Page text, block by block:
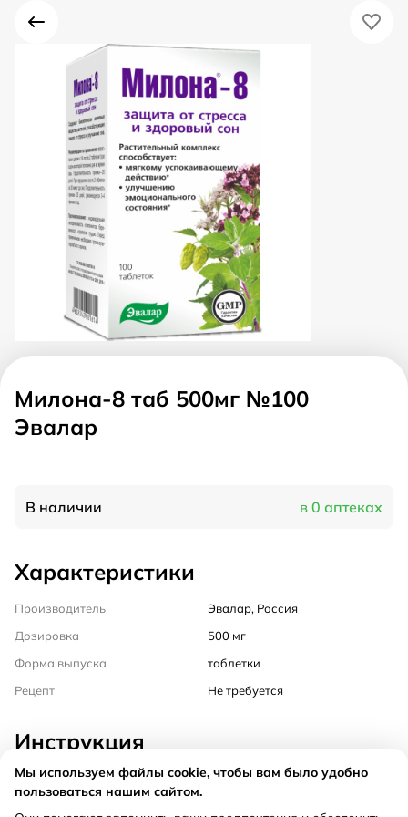
Милона-8 таб 500мг №100
Эвалар
В наличии в 0 аптеках
Характеристики
Производитель
Эвалар, Россия
Дозировка
500 мг
Форма выпуска
таблетки
Рецепт
Не требуется
Инструкция
Состав
Мы используем файлы cookie, чтобы вам было удобно
пользоваться нашим сайтом.